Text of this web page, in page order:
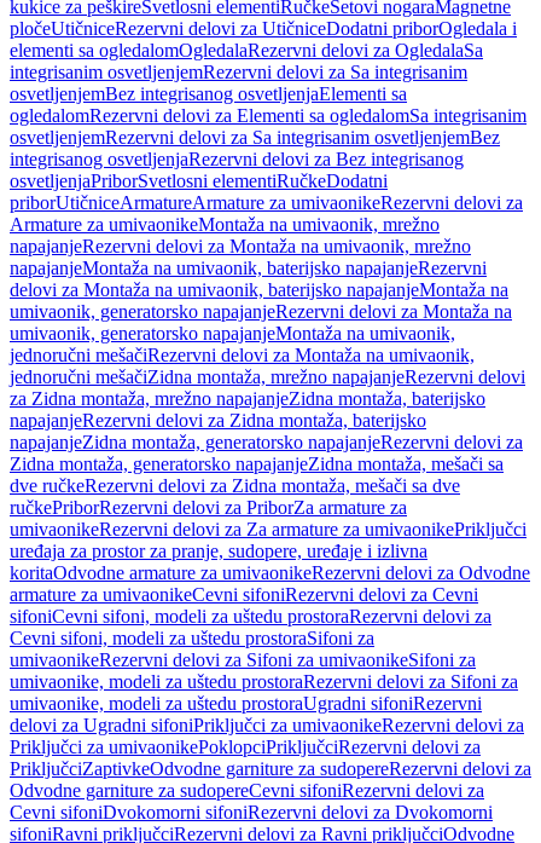
kukice za peškireSvetlosni elementiRučkeSetovi nogaraMagnetne
pločeUtičniceRezervni delovi za UtičniceDodatni priborOgledala i
elementi sa ogledalomOgledalaRezervni delovi za OgledalaSa
integrisanim osvetljenjemRezervni delovi za Sa integrisanim
osvetljenjemBez integrisanog osvetljenjaElementi sa
ogledalomRezervni delovi za Elementi sa ogledalomSa integrisanim
osvetljenjemRezervni delovi za Sa integrisanim osvetljenjemBez
integrisanog osvetljenjaRezervni delovi za Bez integrisanog
osvetljenjaPriborSvetlosni elementiRučkeDodatni
priborUtičniceArmatureArmature za umivaonikeRezervni delovi za
Armature za umivaonikeMontaža na umivaonik, mrežno
napajanjeRezervni delovi za Montaža na umivaonik, mrežno
napajanjeMontaža na umivaonik, baterijsko napajanjeRezervni
delovi za Montaža na umivaonik, baterijsko napajanjeMontaža na
umivaonik, generatorsko napajanjeRezervni delovi za Montaža na
umivaonik, generatorsko napajanjeMontaža na umivaonik,
jednoručni mešačiRezervni delovi za Montaža na umivaonik,
jednoručni mešačiZidna montaža, mrežno napajanjeRezervni delovi
za Zidna montaža, mrežno napajanjeZidna montaža, baterijsko
napajanjeRezervni delovi za Zidna montaža, baterijsko
napajanjeZidna montaža, generatorsko napajanjeRezervni delovi za
Zidna montaža, generatorsko napajanjeZidna montaža, mešači sa
dve ručkeRezervni delovi za Zidna montaža, mešači sa dve
ručkePriborRezervni delovi za PriborZa armature za
umivaonikeRezervni delovi za Za armature za umivaonikePriključci
uređaja za prostor za pranje, sudopere, uređaje i izlivna
koritaOdvodne armature za umivaonikeRezervni delovi za Odvodne
armature za umivaonikeCevni sifoniRezervni delovi za Cevni
sifoniCevni sifoni, modeli za uštedu prostoraRezervni delovi za
Cevni sifoni, modeli za uštedu prostoraSifoni za
umivaonikeRezervni delovi za Sifoni za umivaonikeSifoni za
umivaonike, modeli za uštedu prostoraRezervni delovi za Sifoni za
umivaonike, modeli za uštedu prostoraUgradni sifoniRezervni
delovi za Ugradni sifoniPriključci za umivaonikeRezervni delovi za
Priključci za umivaonikePoklopciPriključciRezervni delovi za
PriključciZaptivkeOdvodne garniture za sudopereRezervni delovi za
Odvodne garniture za sudopereCevni sifoniRezervni delovi za
Cevni sifoniDvokomorni sifoniRezervni delovi za Dvokomorni
sifoniRavni priključciRezervni delovi za Ravni priključciOdvodne